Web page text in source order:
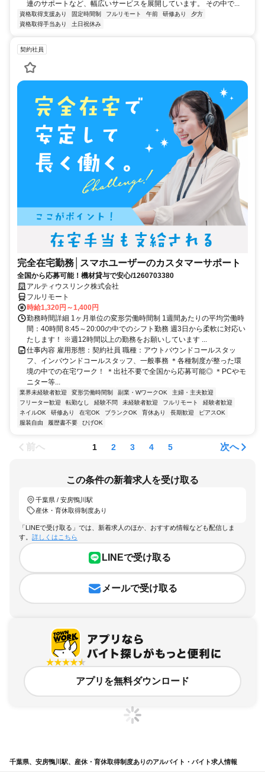
連のサポートなど、幅広いサービスを展開しています。 その中で...
資格取得支援あり 固定時間制 フルリモート 午前 研修あり
夕方
資格取得手当あり
土日祝休み
契約社員
完全在宅勤務│スマホユーザーのカスタマーサポート
全国から応募可能！機材貸与で安心/1260703380
アルティウスリンク株式会社
フルリモート
時給1,320円～1,400円
勤務時間詳細 1ヶ月単位の変形労働時間制 1週間あたりの平均労働時
間：40時間 8:45～20:00の中でのシフト勤務 週3日から柔軟に対応い
たします！ ※週12時間以上の勤務をお願いしています ...
仕事内容 雇用形態：契約社員 職種：アウトバウンドコールスタッ
フ、インバウンドコールスタッフ、一般事務 ＊各種制度が整った環
境の中での在宅ワーク！ ＊出社不要で全国から応募可能◎ ＊PCやモ
ニター等...
業界未経験者歓迎 変形労働時間制 副業・WワークOK
主婦・主夫歓迎
フリーター歓迎
転勤なし 経験不問 未経験者歓迎 フルリモート
経験者歓迎
ネイルOK
研修あり 在宅OK ブランクOK 育休あり 長期歓迎
ピアスOK
服装自由
履歴書不要 ひげOK
前へ 1 2 3 4 5 次へ
この条件の新着求人を受け取る
千葉県 / 安房鴨川駅
産休・育休取得制度あり
「LINEで受け取る」では、新着求人のほか、おすすめ情報なども配信しま
す。 詳しくはこちら
LINEで受け取る
メールで受け取る
アプリを無料ダウンロード
千葉県、安房鴨川駅、産休・育休取得制度ありのアルバイト・バイト求人情報